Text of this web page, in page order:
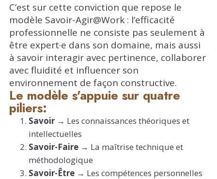
C’est sur cette conviction que repose le
modèle Savoir-Agir@Work : l’efficacité
professionnelle ne consiste pas seulement à
être expert·e dans son domaine, mais aussi
à savoir interagir avec pertinence, collaborer
avec fluidité et influencer son
environnement de façon constructive.
Le modèle s'appuie sur quatre
piliers:
Savoir → Les connaissances théoriques et
intellectuelles
Savoir-Faire → La maîtrise technique et
méthodologique
Savoir-Être → Les compétences personnelles